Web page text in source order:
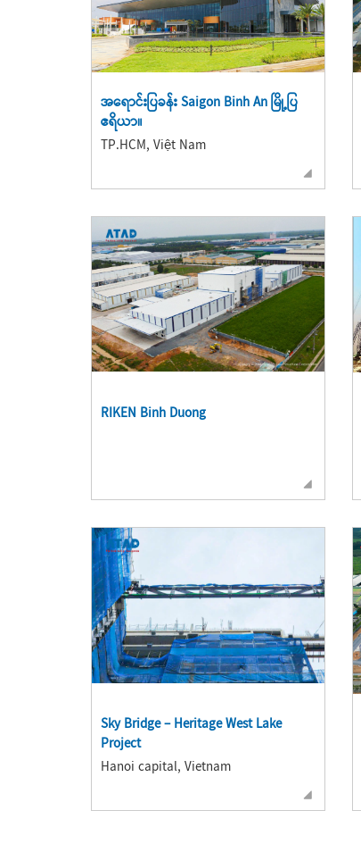
အရောင်းပြခန်း Saigon Binh An မြို့ပြ
ဧရိယာ။
TP.HCM, Việt Nam
RIKEN Binh Duong
Sky Bridge – Heritage West Lake
Project
Hanoi capital, Vietnam